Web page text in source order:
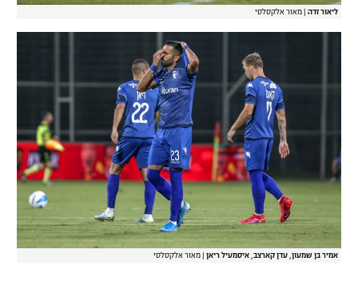
ליאור זדה מאור אלקסלסי
אמיר בן שמעון, עדן קארצב, איסמעיל ריאן מאור אלקסלסי